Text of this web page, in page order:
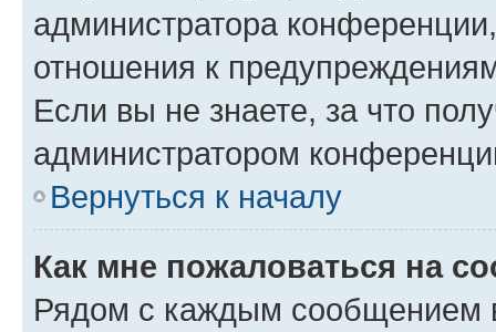
администратора
отношения к
Если вы не знаете, за что
администратором
Вернуться к началу
Как мне пожаловаться на
Рядом с каждым сообщением